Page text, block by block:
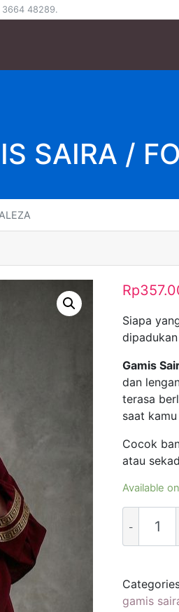
3664 48289.
SAIRA /
Rp
Siapa
Gamis
dan
terasa
saat
Cocok
atau
Available
OESTE
/
SAIRA
/
gamis